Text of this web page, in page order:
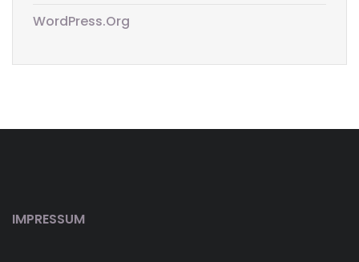
WordPress.org
IMPRESSUM